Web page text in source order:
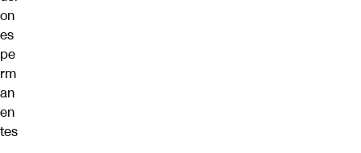
on
es
pe
rm
an
en
tes